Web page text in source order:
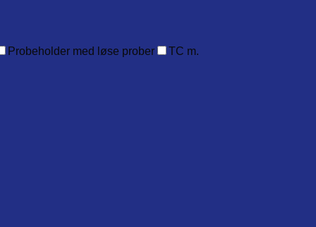
Probeholder med løse prober
TC m.